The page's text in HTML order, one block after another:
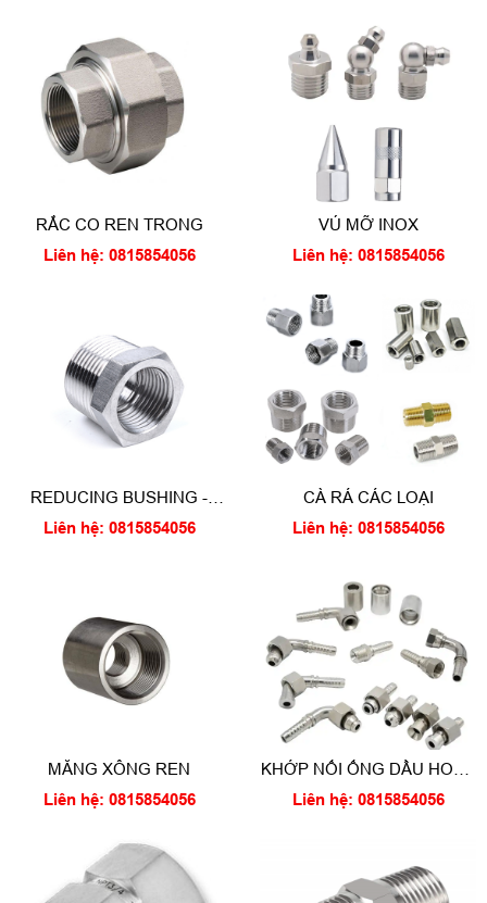
RẮC CO REN TRONG
Liên hệ: 0815854056
VÚ MỠ INOX
Liên hệ: 0815854056
REDUCING BUSHING -
KHỚP NỐI GIẢM RĂNG
TRONG - RĂNG NGOÀI
Liên hệ: 0815854056
CÀ RÁ CÁC LOẠI
Liên hệ: 0815854056
MĂNG XÔNG REN
Liên hệ: 0815854056
KHỚP NỐI ỐNG DẦU HOSE
FITTING
Liên hệ: 0815854056